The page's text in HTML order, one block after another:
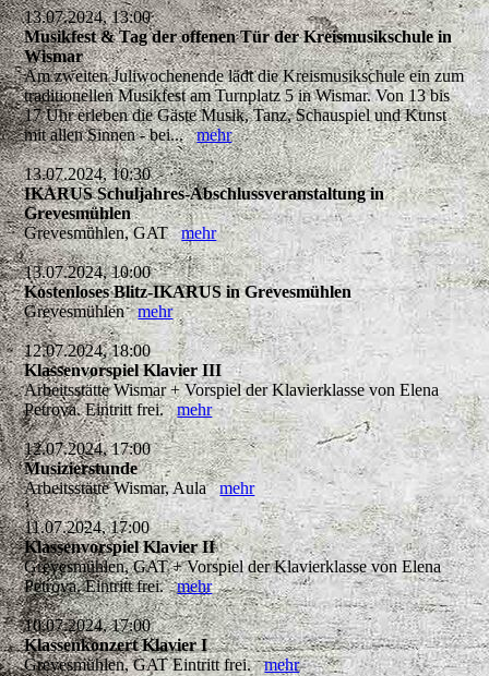
13.07.2024, 13:00
Musikfest & Tag der offenen Tür der Kreismusikschule in
Wismar
Am zweiten Juliwochenende lädt die Kreismusikschule ein zum
traditionellen Musikfest am Turnplatz 5 in Wismar. Von 13 bis
17 Uhr erleben die Gäste Musik, Tanz, Schauspiel und Kunst
mit allen Sinnen - bei...mehr
13.07.2024, 10:30
IKARUS Schuljahres-Abschlussveranstaltung in
Grevesmühlen
Grevesmühlen, GATmehr
13.07.2024, 10:00
Kostenloses Blitz-IKARUS in Grevesmühlen
Grevesmühlenmehr
12.07.2024, 18:00
Klassenvorspiel Klavier III
Arbeitsstätte Wismar + Vorspiel der Klavierklasse von Elena
Petrova. Eintritt frei.mehr
12.07.2024, 17:00
Musizierstunde
Arbeitsstätte Wismar, Aulamehr
11.07.2024, 17:00
Klassenvorspiel Klavier II
Grevesmühlen, GAT + Vorspiel der Klavierklasse von Elena
Petrova. Eintritt frei.mehr
10.07.2024, 17:00
Klassenkonzert Klavier I
Grevesmühlen, GAT Eintritt frei.mehr